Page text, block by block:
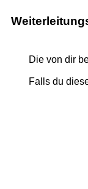
Die von dir
Falls du